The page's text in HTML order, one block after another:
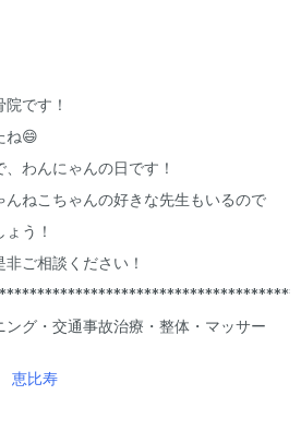
です！
ね😄
わんにゃんの日です！
ねこちゃんの好きな先生もいるので
う！
ご相談ください！
ング・交通事故治療・整体・マッサー
恵比寿